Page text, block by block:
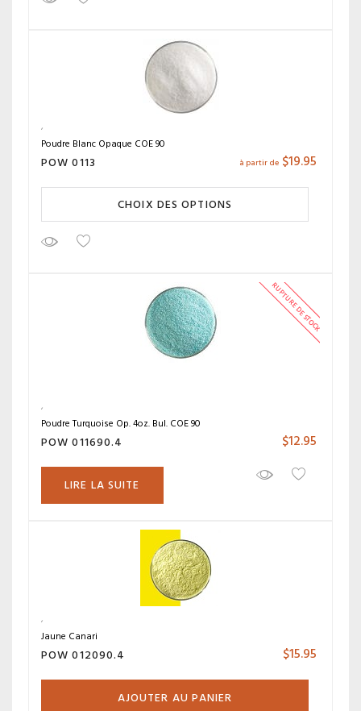
Poudre Blanc Opaque COE 90
POW 0113 à partir de $19.95
CHOIX DES OPTIONS
RUPTURE DE STOCK
Poudre Turquoise Op. 4oz. Bul. COE 90
POW 011690.4 $12.95
LIRE LA SUITE
Jaune Canari
POW 012090.4 $15.95
AJOUTER AU PANIER